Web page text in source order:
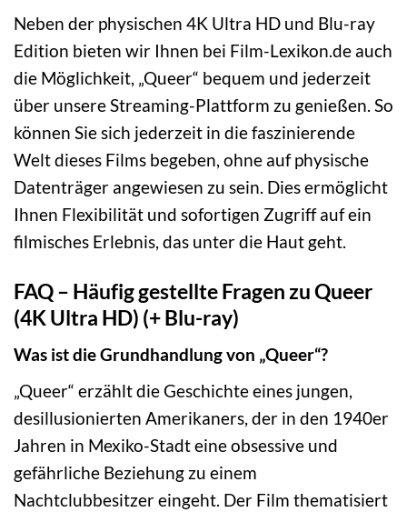
Neben der physischen 4K Ultra HD und Blu-ray
Edition bieten wir Ihnen bei Film-Lexikon.de auch
die Möglichkeit, „Queer“ bequem und jederzeit
über unsere Streaming-Plattform zu genießen. So
können Sie sich jederzeit in die faszinierende
Welt dieses Films begeben, ohne auf physische
Datenträger angewiesen zu sein. Dies ermöglicht
Ihnen Flexibilität und sofortigen Zugriff auf ein
filmisches Erlebnis, das unter die Haut geht.
FAQ – Häufig gestellte Fragen zu Queer
(4K Ultra HD) (+ Blu-ray)
Was ist die Grundhandlung von „Queer“?
„Queer“ erzählt die Geschichte eines jungen,
desillusionierten Amerikaners, der in den 1940er
Jahren in Mexiko-Stadt eine obsessive und
gefährliche Beziehung zu einem
Nachtclubbesitzer eingeht. Der Film thematisiert